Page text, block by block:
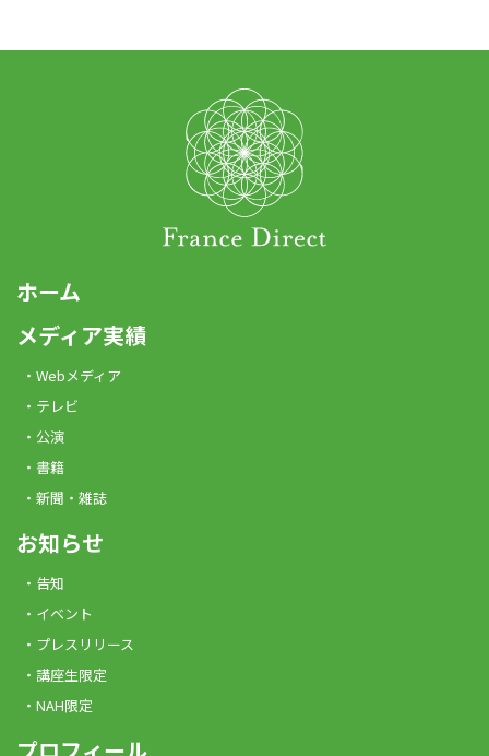
ホーム
メディア実績
Webメディア
テレビ
公演
書籍
新聞・雑誌
お知らせ
告知
イベント
プレスリリース
講座生限定
NAH限定
プロフィール